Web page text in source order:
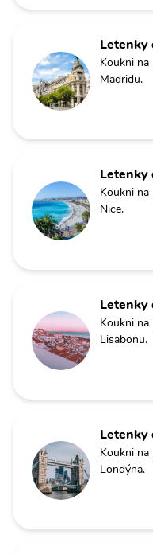
Letenky
Koukni
Madridu.
Letenky
Koukni
Nice.
Letenky
Koukni
Lisabonu.
Letenky
Koukni
Londýna.